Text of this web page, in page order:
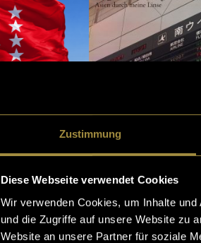
Zustimmung
Diese Webseite verwendet Cookies
Wir verwenden Cookies, um Inhalte
und die Zugriffe auf unsere Website zu
Website an unsere Partner für soziale